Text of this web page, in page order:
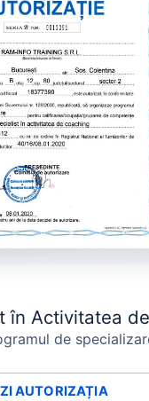
în Activitatea
de
AUTORIZAȚIA